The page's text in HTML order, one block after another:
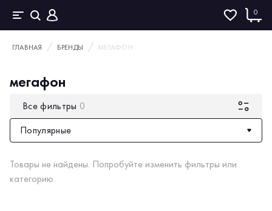
0
ГЛАВНАЯ БРЕНДЫ МЕГАФОН
мегафон
Все фильтры 0
Популярные
Товары не найдены. Попробуйте изменить фильтры или
категорию.